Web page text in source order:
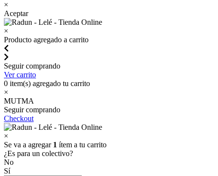
×
Aceptar
×
Producto agregado a carrito
Seguir comprando
Ver carrito
0 item(s) agregado tu carrito
×
MUTMA
Seguir comprando
Checkout
×
Se va a agregar 1 ítem a tu carrito
¿Es para un colectivo?
No
Sí